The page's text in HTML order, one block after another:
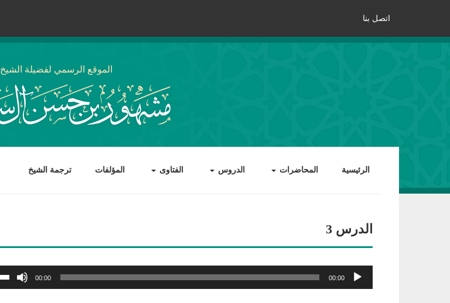
اتصل بنا
الموقع الرسمي لفضيلة الشيخ
الرئيسية المحاضرات الدروس الفتاوى المؤلفات ترجمة الشيخ
الدرس 3
مشغل
الصوت
00:00
00:00